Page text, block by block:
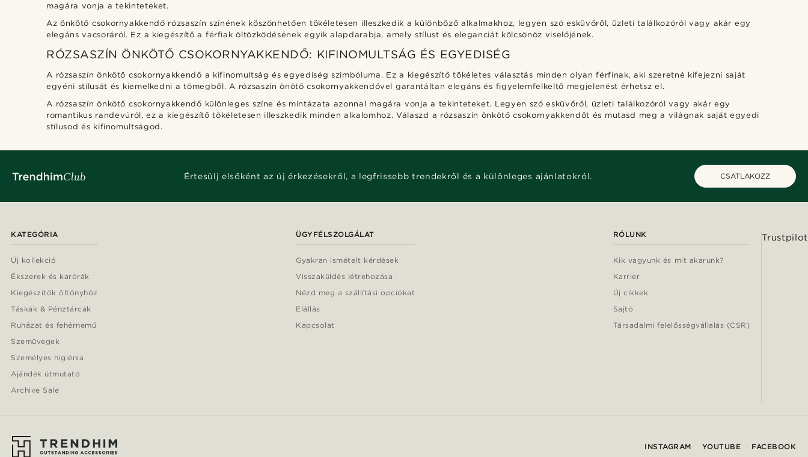
magára vonja a tekinteteket.
Az önkötő csokornyakkendő rózsaszín színének köszönhetően tökéletesen illeszkedik a különböző alkalmakhoz, legyen szó esküvőről, üzleti találkozóról vagy akár egy
elegáns vacsoráról. Ez a kiegészítő a férfiak öltözködésének egyik alapdarabja, amely stílust és eleganciát kölcsönöz viselőjének.
RÓZSASZÍN ÖNKÖTŐ CSOKORNYAKKENDŐ: KIFINOMULTSÁG ÉS EGYEDISÉG
A rózsaszín önkötő csokornyakkendő a kifinomultság és egyediség szimbóluma. Ez a kiegészítő tökéletes választás minden olyan férfinak, aki szeretné kifejezni saját
egyéni stílusát és kiemelkedni a tömegből. A rózsaszín önötő csokornyakkendővel garantáltan elegáns és figyelemfelkeltő megjelenést érhetsz el.
A rózsaszín önkötő csokornyakkendő különleges színe és mintázata azonnal magára vonja a tekinteteket. Legyen szó esküvőről, üzleti találkozóról vagy akár egy
romantikus randevúról, ez a kiegészítő tökéletesen illeszkedik minden alkalomhoz. Válaszd a rózsaszín önkötő csokornyakkendőt és mutasd meg a világnak saját egyedi
stílusod és kifinomultságod.
Értesülj elsőként az új érkezésekről, a legfrissebb trendekről és a különleges ajánlatokról. CSATLAKOZZ
KATEGÓRIA
Új kollekció
Ékszerek és karórák
Kiegészítők öltönyhöz
Táskák & Pénztárcák
Ruházat és fehérnemű
Szemüvegek
Személyes higiénia
Ajándék útmutató
Archive Sale
ÜGYFÉLSZOLGÁLAT
Gyakran ismételt kérdések
Visszaküldés létrehozása
Nézd meg a szállítási opciókat
Elállás
Kapcsolat
RÓLUNK
Kik vagyunk és mit akarunk?
Karrier
Új cikkek
Sajtó
Társadalmi felelősségvállalás (CSR)
Trustpilot
INSTAGRAM YOUTUBE FACEBOOK